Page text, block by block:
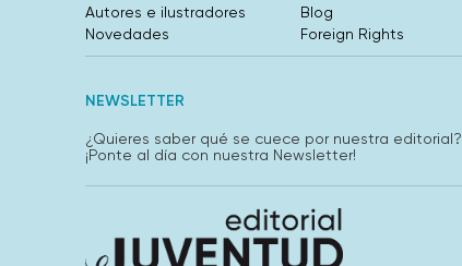
Autores e ilustradores
Novedades
Blog
Foreign Rights
NEWSLETTER
¿Quieres saber qué se cuece por nuestra editorial?
¡Ponte al día con nuestra Newsletter!